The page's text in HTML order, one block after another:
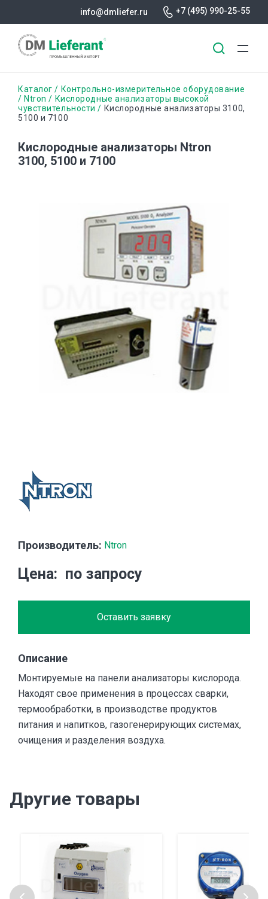
основному
info@dmliefer.ru +7 (495) 990-25-55
Строка
навигации
Каталог
Контрольно-измерительное оборудование
Ntron
Кислородные анализаторы высокой
чувствительности
Кислородные анализаторы 3100,
5100 и 7100
Кислородные анализаторы Ntron
3100, 5100 и 7100
Производитель: Ntron
Цена по запросу
Оставить заявку
Описание
Монтируемые на панели анализаторы кислорода.
Находят свое применения в процессах сварки,
термообработки, в производстве продуктов
питания и напитков, газогенерирующих системах,
очищения и разделения воздуха.
Другие товары